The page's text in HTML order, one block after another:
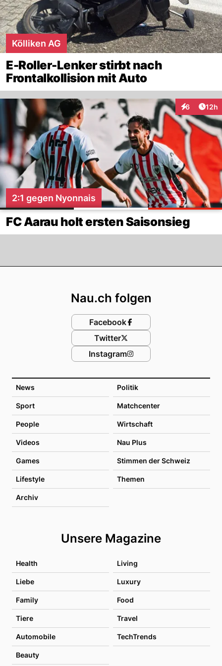
Kölliken AG
E-Roller-Lenker stirbt nach
Frontalkollision mit Auto
6
Interaktionen
12h
2:1 gegen Nyonnais
FC Aarau holt ersten Saisonsieg
News Politik
Sport Matchcenter
People Wirtschaft
Videos Nau Plus
Games Stimmen der Schweiz
Lifestyle Themen
Archiv
Unsere Magazine
Health Living
Liebe Luxury
Family Food
Tiere Travel
Automobile TechTrends
Beauty
Nau.ch folgen
Facebook
Twitter
Instagram